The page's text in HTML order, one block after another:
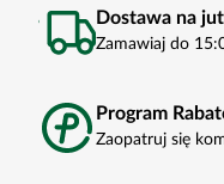
Dostawa na
Zamawiaj do
Program
Zaopatruj się